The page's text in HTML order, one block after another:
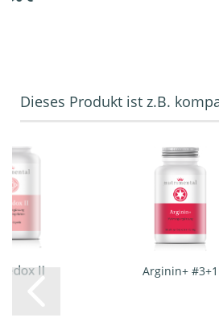
Dieses Produkt ist z.B.
II Arginin+ #3+1